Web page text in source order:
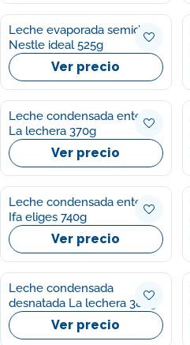
Leche evaporada semides
Nestle ideal 525g
Ver precio
Leche condensada entera
La lechera 370g
Ver precio
Leche condensada entera
Ifa eliges 740g
Ver precio
Leche condensada
desnatada La lechera 387g
Ver precio